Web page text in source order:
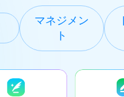
マネジメン
ト